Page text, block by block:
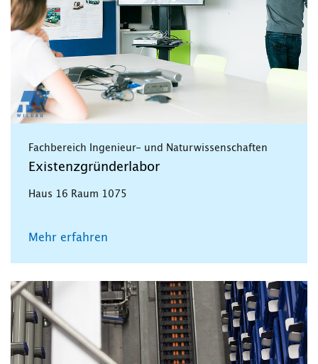
Fachbereich Ingenieur- und Naturwissenschaften
Existenzgründerlabor
Haus 16 Raum 1075
Mehr erfahren